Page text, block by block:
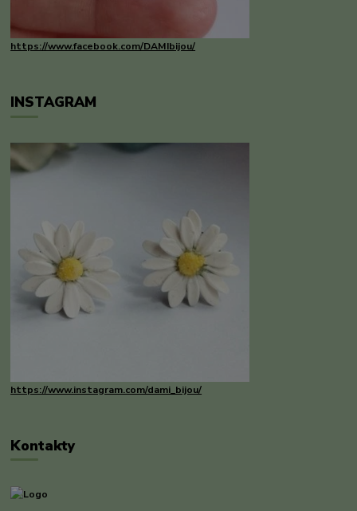
https://www.facebook.com/DAMIbijou/
INSTAGRAM
https://www.instagram.com/dami_bijou/
Kontakty